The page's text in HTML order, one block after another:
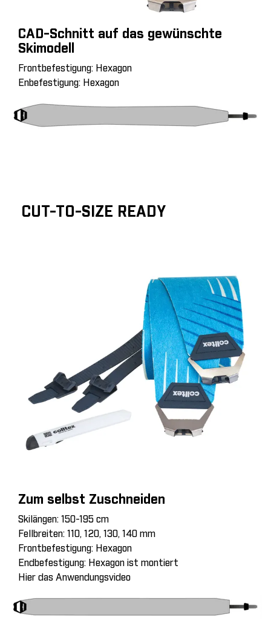
CAD-Schnitt auf das gewünschte
Skimodell
Frontbefestigung: Hexagon
Enbefestigung: Hexagon
CUT-TO-SIZE READY
Zum selbst Zuschneiden
Skilängen: 150-195 cm
Fellbreiten: 110, 120, 130, 140 mm
Frontbefestigung: Hexagon
Endbefestigung: Hexagon ist montiert
Hier das Anwendungsvideo